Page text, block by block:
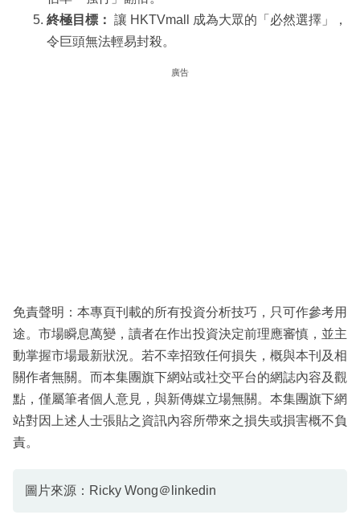
終極目標： 讓 HKTVmall 成為大眾的「必然選擇」，
令巨頭無法輕易封殺。
廣告
免責聲明：本專頁刊載的所有投資分析技巧，只可作參考用
途。市場瞬息萬變，讀者在作出投資決定前理應審慎，並主
動掌握市場最新狀況。若不幸招致任何損失，概與本刊及相
關作者無關。而本集團旗下網站或社交平台的網誌內容及觀
點，僅屬筆者個人意見，與新傳媒立場無關。本集團旗下網
站對因上述人士張貼之資訊內容所帶來之損失或損害概不負
責。
圖片來源：Ricky Wong＠linkedin